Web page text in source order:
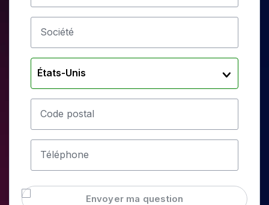
Société
États-Unis
Code postal
Téléphone
Envoyer ma question